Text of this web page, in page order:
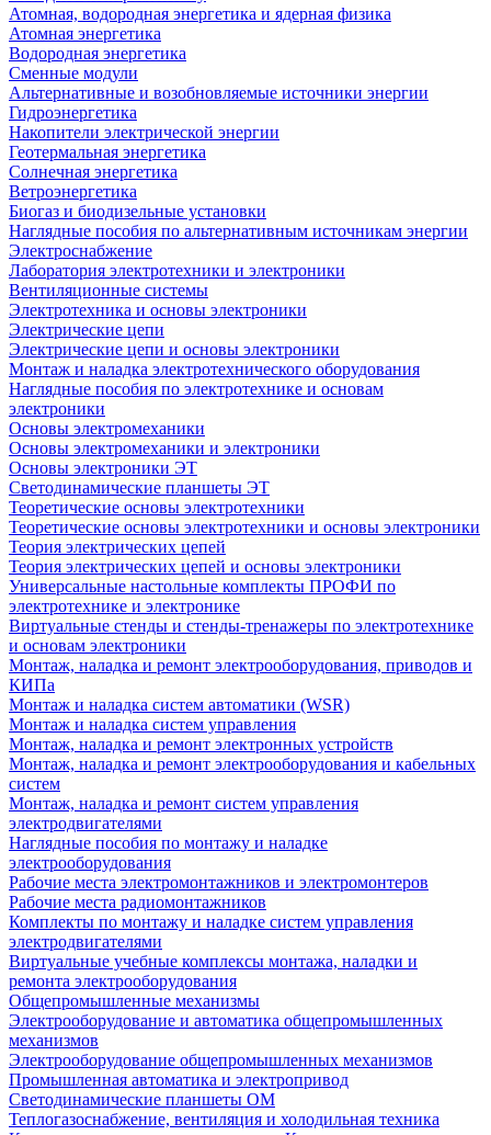
Атомная, водородная энергетика и ядерная физика
Атомная энергетика
Водородная энергетика
Сменные модули
Альтернативные и возобновляемые источники энергии
Гидроэнергетика
Накопители электрической энергии
Геотермальная энергетика
Солнечная энергетика
Ветроэнергетика
Биогаз и биодизельные установки
Наглядные пособия по альтернативным источникам энергии
Электроснабжение
Лаборатория электротехники и электроники
Вентиляционные системы
Электротехника и основы электроники
Электрические цепи
Электрические цепи и основы электроники
Монтаж и наладка электротехнического оборудования
Наглядные пособия по электротехнике и основам
электроники
Основы электромеханики
Основы электромеханики и электроники
Основы электроники ЭТ
Светодинамические планшеты ЭТ
Теоретические основы электротехники
Теоретические основы электротехники и основы электроники
Теория электрических цепей
Теория электрических цепей и основы электроники
Универсальные настольные комплекты ПРОФИ по
электротехнике и электронике
Виртуальные стенды и стенды-тренажеры по электротехнике
и основам электроники
Монтаж, наладка и ремонт электрооборудования, приводов и
КИПа
Монтаж и наладка систем автоматики (WSR)
Монтаж и наладка систем управления
Монтаж, наладка и ремонт электронных устройств
Монтаж, наладка и ремонт электрооборудования и кабельных
систем
Монтаж, наладка и ремонт систем управления
электродвигателями
Наглядные пособия по монтажу и наладке
электрооборудования
Рабочие места электромонтажников и электромонтеров
Рабочие места радиомонтажников
Комплекты по монтажу и наладке систем управления
электродвигателями
Виртуальные учебные комплексы монтажа, наладки и
ремонта электрооборудования
Общепромышленные механизмы
Электрооборудование и автоматика общепромышленных
механизмов
Электрооборудование общепромышленных механизмов
Промышленная автоматика и электропривод
Светодинамические планшеты ОМ
Теплогазоснабжение, вентиляция и холодильная техника